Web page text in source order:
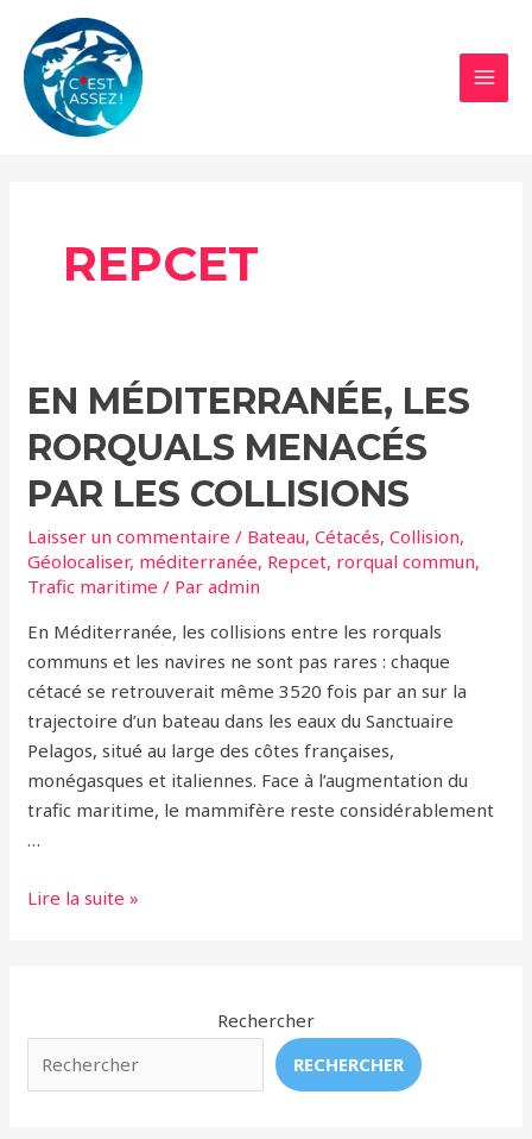
contenu
REPCET
EN MÉDITERRANÉE, LES
RORQUALS MENACÉS
PAR LES COLLISIONS
Laisser un commentaire / Bateau,Cétacés,Collision,
Géolocaliser, méditerranée, Repcet, rorqual commun,
Trafic maritime / Paradmin
En Méditerranée, les collisions entre les rorquals
communs et les navires ne sont pas rares : chaque
cétacé se retrouverait même 3520 fois par an sur la
trajectoire d’un bateau dans les eaux du Sanctuaire
Pelagos, situé au large des côtes françaises,
monégasques et italiennes. Face à l’augmentation du
trafic maritime, le mammifère reste considérablement
…
En
par
les
Lire la suite »
Rechercher
RECHERCHER